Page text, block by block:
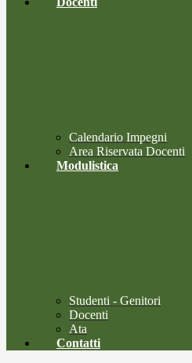
Calendario Impegni
Area Riservata Docenti
Modulistica
Studenti - Genitori
Docenti
Ata
Contatti